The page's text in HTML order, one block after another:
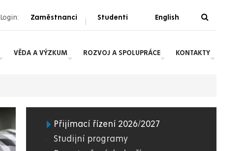
Login: Zaměstnanci | Studenti English
VĚDA A VÝZKUM ROZVOJ A SPOLUPRÁCE KONTAKTY
08.
Přijímací řízení 2026/2027
Studijní programy